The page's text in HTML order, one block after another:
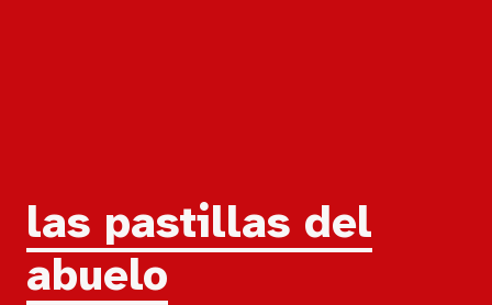
Tag:
las pastillas del
abuelo